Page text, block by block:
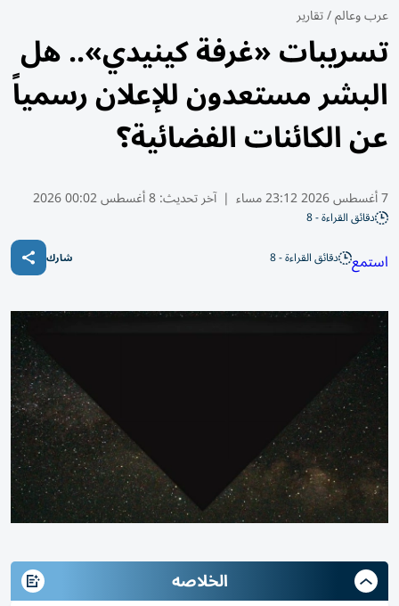
عرب وعالم/تقارير
تسريبات «غرفة كينيدي».. هل
البشر مستعدون للإعلان رسمياً
عن الكائنات الفضائية؟
7 أغسطس 2026 23:12 مساء | آخر تحديث:8 أغسطس 00:02 2026
دقائق القراءة - 8
استمع دقائق القراءة - 8 شارك
الخلاصه